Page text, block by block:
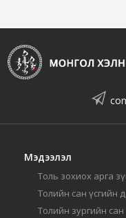
Мэдээлэл
Толь зохиох арга
Толийн сан үсгийн
Толийн зургийн сан